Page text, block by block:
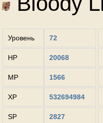
Уровень 72
HP 20068
MP 1566
XP 532694984
SP 2827